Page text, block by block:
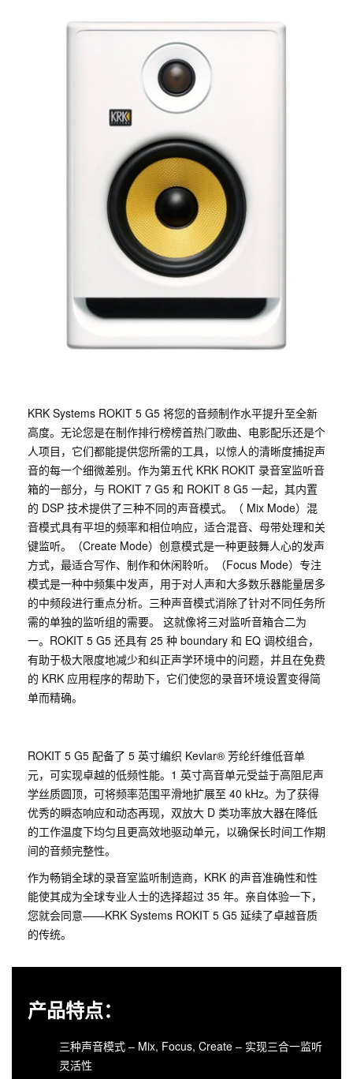
KRK Systems ROKIT 5 G5 将您的音频制作水平提升至全新
高度。无论您是在制作排行榜榜首热门歌曲、电影配乐还是个
人项目，它们都能提供您所需的工具，以惊人的清晰度捕捉声
音的每一个细微差别。作为第五代 KRK ROKIT 录音室监听音
箱的一部分，与 ROKIT 7 G5 和 ROKIT 8 G5 一起，其内置
的 DSP 技术提供了三种不同的声音模式。（ Mix Mode）混
音模式具有平坦的频率和相位响应，适合混音、母带处理和关
键监听。（Create Mode）创意模式是一种更鼓舞人心的发声
方式，最适合写作、制作和休闲聆听。（Focus Mode）专注
模式是一种中频集中发声，用于对人声和大多数乐器能量居多
的中频段进行重点分析。三种声音模式消除了针对不同任务所
需的单独的监听组的需要。 这就像将三对监听音箱合二为
一。ROKIT 5 G5 还具有 25 种 boundary 和 EQ 调校组合，
有助于极大限度地减少和纠正声学环境中的问题，并且在免费
的 KRK 应用程序的帮助下，它们使您的录音环境设置变得简
单而精确。
ROKIT 5 G5 配备了 5 英寸编织 Kevlar® 芳纶纤维低音单
元，可实现卓越的低频性能。1 英寸高音单元受益于高阻尼声
学丝质圆顶，可将频率范围平滑地扩展至 40 kHz。为了获得
优秀的瞬态响应和动态再现，双放大 D 类功率放大器在降低
的工作温度下均匀且更高效地驱动单元，以确保长时间工作期
间的音频完整性。
作为畅销全球的录音室监听制造商，KRK 的声音准确性和性
能使其成为全球专业人士的选择超过 35 年。亲自体验一下，
您就会同意——KRK Systems ROKIT 5 G5 延续了卓越音质
的传统。
产品特点：
三种声音模式 – Mix, Focus, Create – 实现三合一监听
灵活性